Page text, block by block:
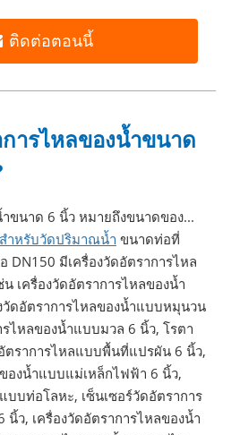
ติดต่อตอนนี้
การไหลของน้ำขนาด
ขนาด 6 นิ้ว หมายถึงขนาดของ...
ำหรับวัดปริมาณน้ำ ขนาดท่อที่
DN150 มีเครื่องวัดอัตราการไหล
เครื่องวัดอัตราการไหลของน้ำ
วัดอัตราการไหลของน้ำแบบหมุนวน
รไหลของน้ำแบบมวล 6 นิ้ว, โรตา
ตราการไหลแบบพื้นที่แปรผัน 6 นิ้ว,
องน้ำแบบแม่เหล็กไฟฟ้า 6 นิ้ว,
บบท่อโลหะ, เซ็นเซอร์วัดอัตราการ
ว, เครื่องวัดอัตราการไหลของน้ำ